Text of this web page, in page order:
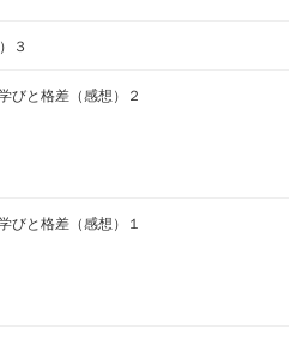
３
びと格差（感想）２
と格差（感想）１